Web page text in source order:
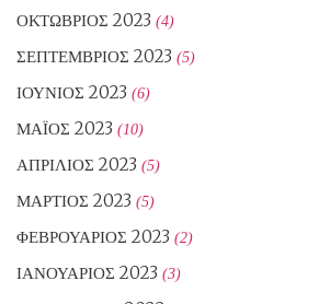
ΟΚΤΏΒΡΙΟΣ 2023 (4)
ΣΕΠΤΈΜΒΡΙΟΣ 2023 (5)
ΙΟΎΝΙΟΣ 2023 (6)
ΜΆΙΟΣ 2023 (10)
ΑΠΡΊΛΙΟΣ 2023 (5)
ΜΆΡΤΙΟΣ 2023 (5)
ΦΕΒΡΟΥΆΡΙΟΣ 2023 (2)
ΙΑΝΟΥΆΡΙΟΣ 2023 (3)